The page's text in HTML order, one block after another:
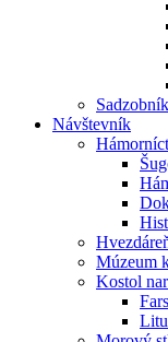
Návštevník
Múzeum
Kostol